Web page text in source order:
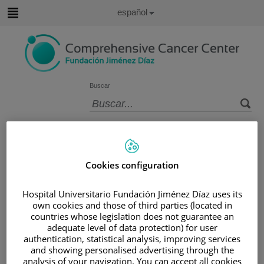
contenido
Buscar
Idioma
Español
23 de octubre de 2018
OncoHealth Institute es certificado por la Sociedad
Europea de Oncología Médica como Centro Integral
de Oncología y Cuidados Paliativos
El Instituto Oncológico de la Fundación Jiménez Díaz
Cookies configuration
Hospital Universitario Fundación Jiménez Díaz uses its
own cookies and those of third parties (located in
countries whose legislation does not guarantee an
adequate level of data protection) for user
authentication, statistical analysis, improving services
and showing personalised advertising through the
analysis of your navigation. You can accept all cookies